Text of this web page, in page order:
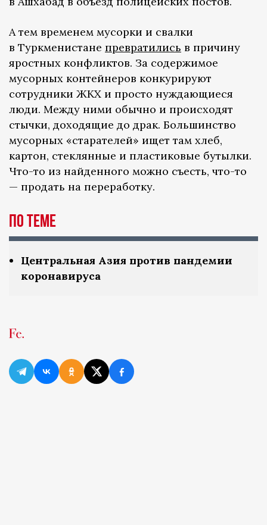
А тем временем мусорки и свалки
в Туркменистане превратились в причину
яростных конфликтов. За содержимое
мусорных контейнеров конкурируют
сотрудники ЖКХ и просто нуждающиеся
люди. Между ними обычно и происходят
стычки, доходящие до драк. Большинство
мусорных «старателей» ищет там хлеб,
картон, стеклянные и пластиковые бутылки.
Что-то из найденного можно съесть, что-то
— продать на переработку.
По теме
Центральная Азия против пандемии
коронавируса